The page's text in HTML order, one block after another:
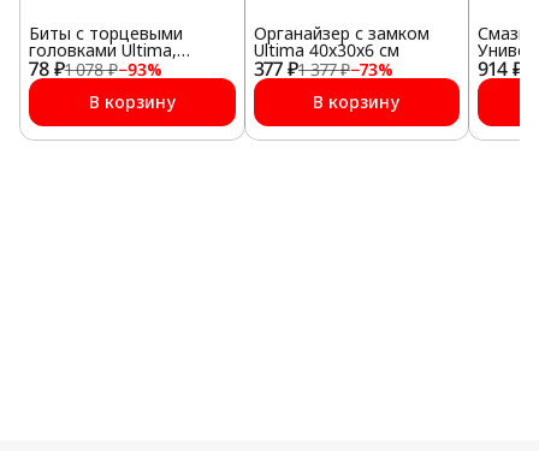
78 ₽1 078 ₽−93%
Биты с торцевыми
головками Ultima,
10*45мм, 2шт/уп
В корзину
377 ₽1 377 ₽−73%
Органайзер с замком
Ultima 40x30x6 см
В корзину
914 ₽